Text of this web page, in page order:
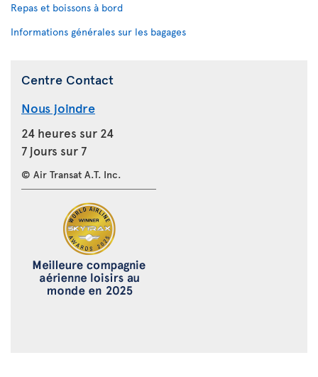
Repas et boissons à bord
Informations générales sur les bagages
Centre Contact
Nous joindre
24 heures sur 24
7 jours sur 7
© Air Transat A.T. Inc.